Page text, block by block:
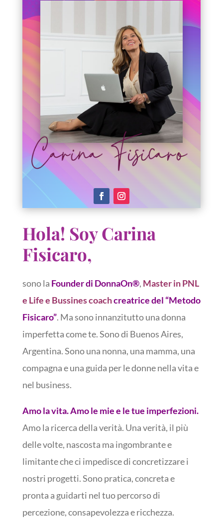
Hola! Soy Carina
Fisicaro,
sono la Founder di DonnaOn®, Master in PNL
e Life e Bussines coachcreatrice del “Metodo
Fisicaro”. Ma sono innanzitutto una donna
imperfetta come te. Sono di Buenos Aires,
Argentina. Sono una nonna, una mamma, una
compagna e una guida per le donne nella vita e
nel business.
Amo la vita. Amo le mie e le tue imperfezioni.
Amo la ricerca della verità. Una verità, il più
delle volte, nascosta ma ingombrante e
limitante che ci impedisce di concretizzare i
nostri progetti. Sono pratica, concreta e
pronta a guidarti nel tuo percorso di
percezione, consapevolezza e ricchezza.